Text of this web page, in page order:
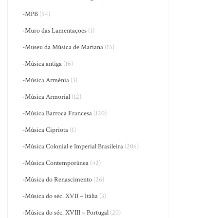
-MPB (54)
-Muro das Lamentações (1)
-Museu da Música de Mariana (15)
-Música antiga (16)
-Música Armênia (3)
-Música Armorial (12)
-Música Barroca Francesa (120)
-Música Cipriota (1)
-Música Colonial e Imperial Brasileira (206)
-Música Contemporânea (42)
-Música do Renascimento (26)
-Música do séc. XVII – Itália (3)
-Música do séc. XVIII – Portugal (20)